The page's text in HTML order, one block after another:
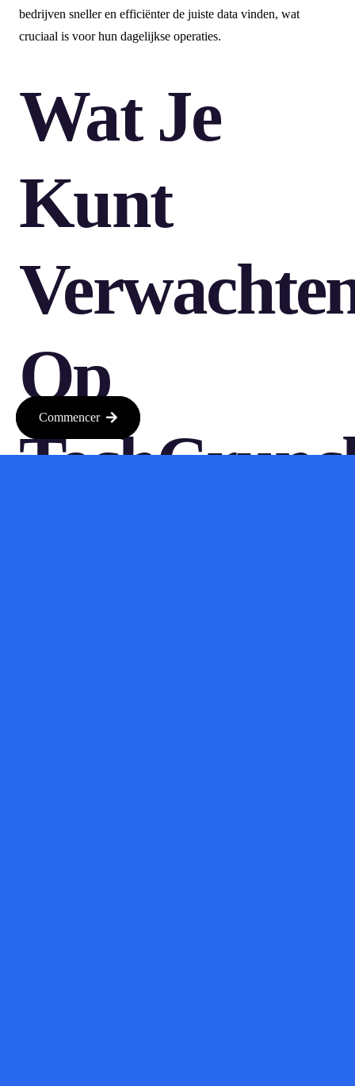
bedrijven sneller en efficiënter de juiste data vinden, wat
cruciaal is voor hun dagelijkse operaties.
Wat Je
Kunt
Op
Commencer